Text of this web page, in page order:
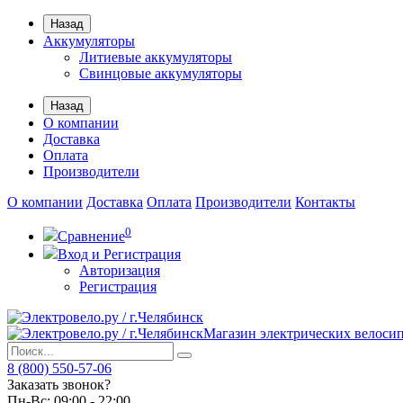
Назад
Аккумуляторы
Литиевые аккумуляторы
Свинцовые аккумуляторы
Назад
О компании
Доставка
Оплата
Производители
О компании Доставка Оплата Производители Контакты
Сравнение0
Вход и Регистрация
Авторизация
Регистрация
Магазин электрических
8 (800) 550-57-06
Заказать звонок?